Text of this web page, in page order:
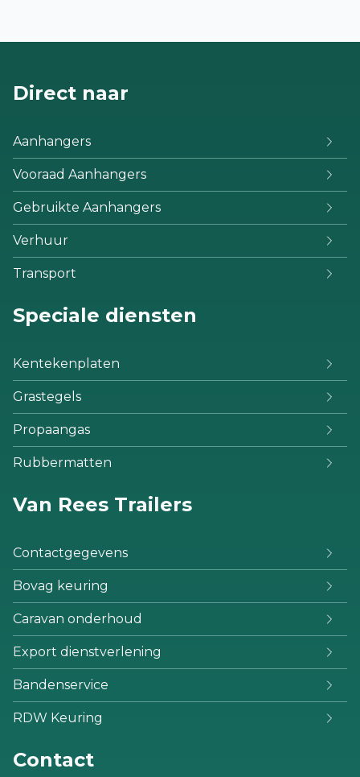
Direct naar
Aanhangers
Vooraad Aanhangers
Gebruikte Aanhangers
Verhuur
Transport
Speciale diensten
Kentekenplaten
Grastegels
Propaangas
Rubbermatten
Van Rees Trailers
Contactgegevens
Bovag keuring
Caravan onderhoud
Export dienstverlening
Bandenservice
RDW Keuring
Contact